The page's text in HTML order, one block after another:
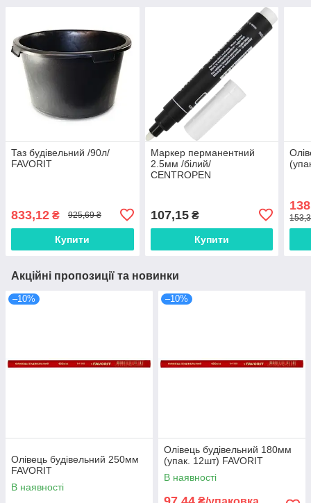
Таз будівельний /90л/
FAVORIT
833,12 ₴ 925,69 ₴
Купити
Маркер перманентний
2.5мм /білий/
CENTROPEN
107,15₴
Купити
138
Акційні пропозиції та новинки
–10%
Олівець будівельний 250мм
FAVORIT
В наявності
–10%
Олівець будівельний 180мм
(упак. 12шт) FAVORIT
В наявності